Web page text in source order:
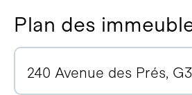
Plan des
240 Avenue des Prés,